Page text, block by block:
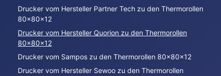
Drucker vom Hersteller Partner Tech zu den Thermorollen
80x80x12
Drucker vom Hersteller Quorion zu den Thermorollen
80x80x12
Drucker vom Sampos zu den Thermorollen 80x80x12
Drucker vom Hersteller Sewoo zu den Thermorollen